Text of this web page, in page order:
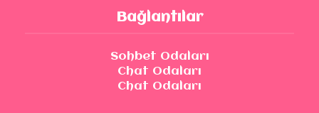
Bağlantılar
Sohbet Odaları
Chat Odaları
Chat Odaları